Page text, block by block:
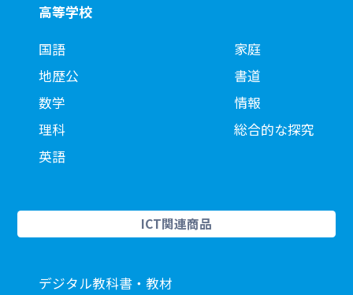
高等学校
国語
地歴公
数学
理科
英語
家庭
書道
情報
総合的な探究
ICT関連商品
デジタル教科書・教材